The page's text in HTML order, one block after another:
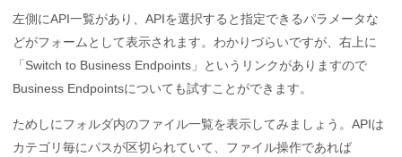
左側にAPI一覧があり、APIを選択すると指定できるパラメータな
どがフォームとして表示されます。わかりづらいですが、右上に
「Switch to Business Endpoints」というリンクがありますので
Business Endpointsについても試すことができます。
ためしにフォルダ内のファイル一覧を表示してみましょう。APIは
カテゴリ毎にパスが区切られていて、ファイル操作であれば